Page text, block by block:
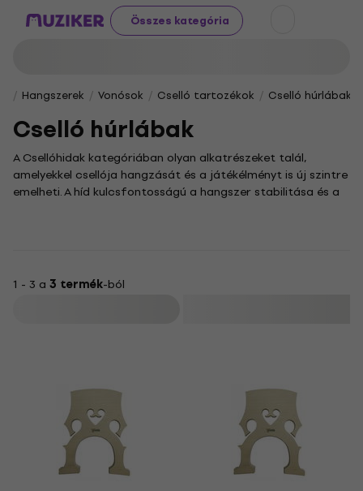
Összes kategória
Hangszerek Vonósok Cselló tartozékok Cselló húrlábak
Cselló húrlábak
A Csellóhidak kategóriában olyan alkatrészeket talál,
amelyekkel csellója hangzását és a játékélményt is új szintre
emelheti. A híd kulcsfontosságú a hangszer stabilitása és a
hangszer hangzásában, hiszen a megfelelő alkatrész
1 - 3 a 3 termék-ból